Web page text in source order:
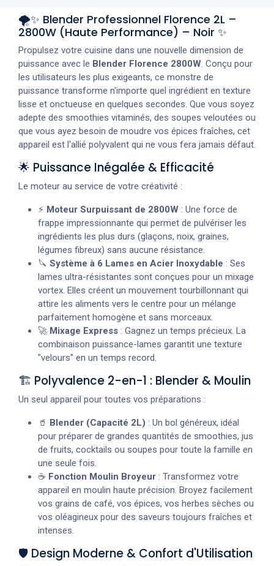
🌪️✨ Blender Professionnel Florence 2L –
2800W (Haute Performance) – Noir ✨
Propulsez votre cuisine dans une nouvelle dimension de
puissance avec le Blender Florence 2800W. Conçu pour
les utilisateurs les plus exigeants, ce monstre de
puissance transforme n'importe quel ingrédient en texture
lisse et onctueuse en quelques secondes. Que vous soyez
adepte des smoothies vitaminés, des soupes veloutées ou
que vous ayez besoin de moudre vos épices fraîches, cet
appareil est l'allié polyvalent qui ne vous fera jamais défaut.
🌟 Puissance Inégalée & Efficacité
Le moteur au service de votre créativité :
⚡ Moteur Surpuissant de 2800W : Une force de
frappe impressionnante qui permet de pulvériser les
ingrédients les plus durs (glaçons, noix, graines,
légumes fibreux) sans aucune résistance.
🔪 Système à 6 Lames en Acier Inoxydable : Ses
lames ultra-résistantes sont conçues pour un mixage
vortex. Elles créent un mouvement tourbillonnant qui
attire les aliments vers le centre pour un mélange
parfaitement homogène et sans morceaux.
🚀 Mixage Express : Gagnez un temps précieux. La
combinaison puissance-lames garantit une texture
"velours" en un temps record.
🏗️ Polyvalence 2-en-1 : Blender & Moulin
Un seul appareil pour toutes vos préparations :
🥤 Blender (Capacité 2L) : Un bol généreux, idéal
pour préparer de grandes quantités de smoothies, jus
de fruits, cocktails ou soupes pour toute la famille en
une seule fois.
☕ Fonction Moulin Broyeur : Transformez votre
appareil en moulin haute précision. Broyez facilement
vos grains de café, vos épices, vos herbes sèches ou
vos oléagineux pour des saveurs toujours fraîches et
intenses.
🛡️ Design Moderne & Confort d'Utilisation